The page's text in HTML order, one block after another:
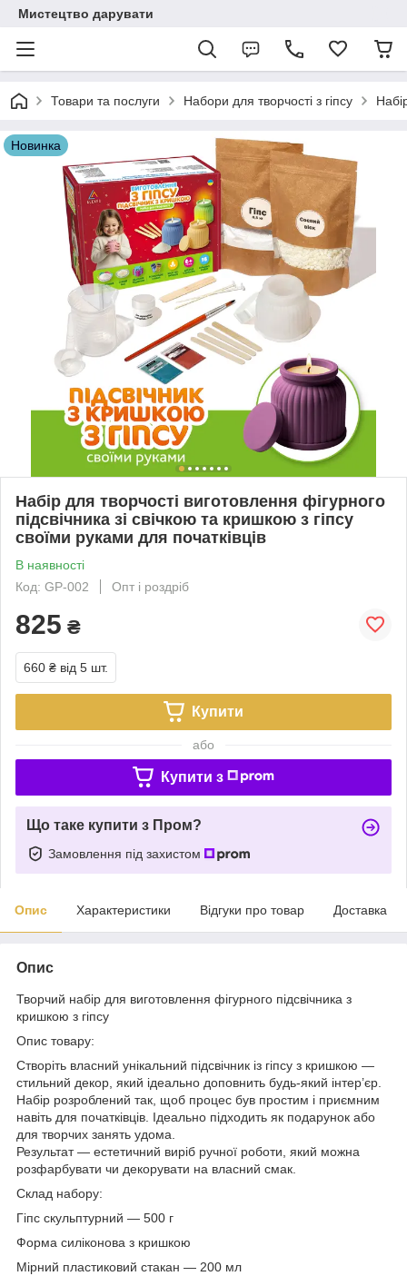
Мистецтво дарувати
Товари та послуги Набори для творчості з гіпсу
Новинка
Набір для творчості виготовлення фігурного
підсвічника зі свічкою та кришкою з гіпсу
своїми руками для початківців
В наявності
Код: GP-002
Опт і роздріб
825 ₴
660 ₴ від 5 шт.
Купити
або
Купити з
Що таке купити з Пром?
Замовлення під захистом
Опис Характеристики Відгуки про товар Доставка
Опис
Творчий набір для виготовлення фігурного підсвічника з
кришкою з гіпсу
Опис товару:
Створіть власний унікальний підсвічник із гіпсу з кришкою —
стильний декор, який ідеально доповнить будь-який інтер’єр.
Набір розроблений так, щоб процес був простим і приємним
навіть для початківців. Ідеально підходить як подарунок або
для творчих занять удома.
Результат — естетичний виріб ручної роботи, який можна
розфарбувати чи декорувати на власний смак.
Склад набору:
Гіпс скульптурний — 500 г
Форма силіконова з кришкою
Мірний пластиковий стакан — 200 мл